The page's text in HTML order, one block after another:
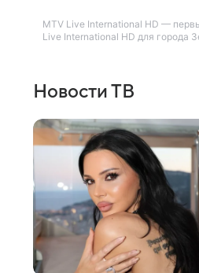
MTV Live International HD —
Live International HD для города
Новости ТВ